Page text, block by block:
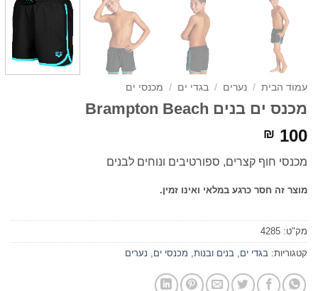
עמוד הבית / נערים / בגדי ים / מכנסי ים
מכנס ים בנים Brampton Beach
₪ 100
מכנסי חוף קצרים, ספורטיבים ונוחים לבנים
מוצר זה חסר כרגע במלאי ואינו זמין.
מק"ט: 4285
קטגוריות: בגדי ים בנים ובנות מכנסי ים נערים